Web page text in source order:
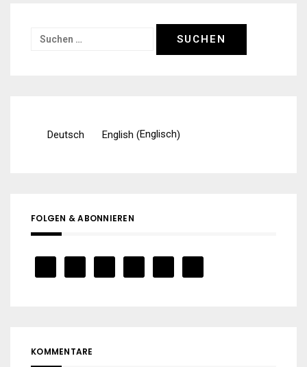
Suchen
Deutsch English (Englisch)
FOLGEN & ABONNIEREN
KOMMENTARE